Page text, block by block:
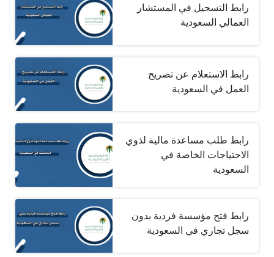
رابط التسجيل في المستشار
العمالي السعودية
رابط الاستعلام عن تصريح
العمل في السعودية
رابط طلب مساعدة مالية لذوي
الاحتياجات الخاصة في
السعودية
رابط فتح مؤسسة فردية بدون
سجل تجاري في السعودية